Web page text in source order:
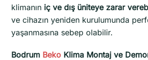
klimanın iç ve dış üniteye zarar
ve cihazın yeniden kurulumunda
yaşanmasına sebep olabilir.
Bodrum Beko Klima Montaj ve